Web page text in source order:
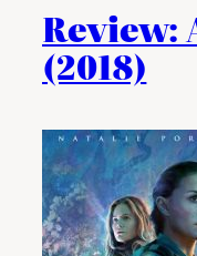
Review:
(2018)